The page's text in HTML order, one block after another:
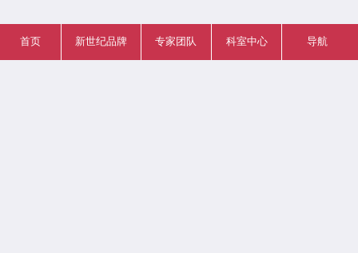
首页 新世纪品牌 专家团队 科室中心 导航